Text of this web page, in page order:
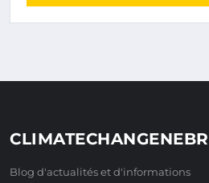
Blog d'actualités et d'informations